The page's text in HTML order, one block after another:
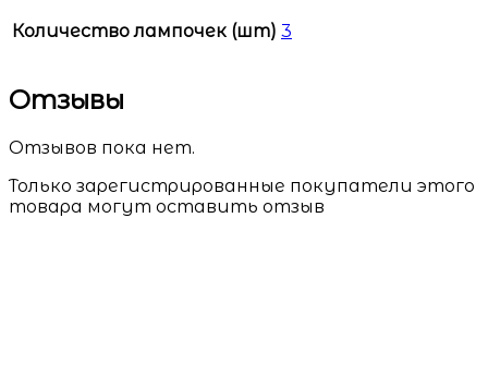
Количество лампочек (шт) 3
Отзывы
Отзывов пока нет.
Только зарегистрированные покупатели этого
товара могут оставить отзыв